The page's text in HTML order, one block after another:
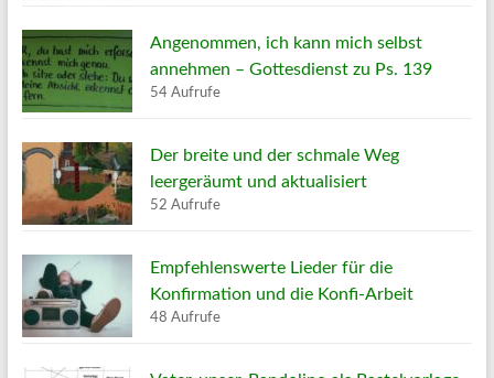
Angenommen, ich kann mich selbst
annehmen – Gottesdienst zu Ps. 139
54 Aufrufe
Der breite und der schmale Weg
leergeräumt und aktualisiert
52 Aufrufe
Empfehlenswerte Lieder für die
Konfirmation und die Konfi-Arbeit
48 Aufrufe